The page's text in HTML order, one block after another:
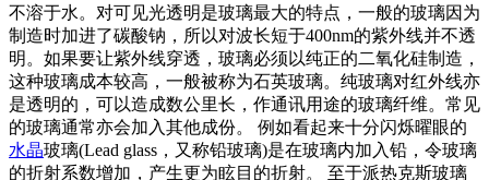
不溶于水。对可见光透明是玻璃最大的特点，一般的玻璃因为
制造时加进了碳酸钠，所以对波长短于400nm的紫外线并不透
明。如果要让紫外线穿透，玻璃必须以纯正的二氧化硅制造，
这种玻璃成本较高，一般被称为石英玻璃。纯玻璃对红外线亦
是透明的，可以造成数公里长，作通讯用途的玻璃纤维。常见
的玻璃通常亦会加入其他成份。 例如看起来十分闪烁曜眼的
水晶玻璃(Lead glass，又称铅玻璃)是在玻璃内加入铅，令玻璃
的折射系数增加，产生更为眩目的折射。 至于派热克斯玻璃